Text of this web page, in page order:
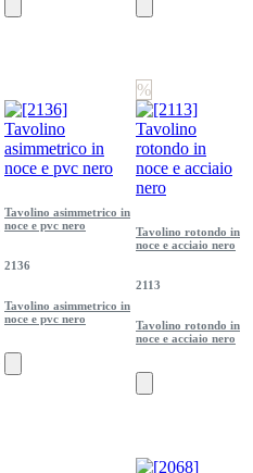
Tavolino asimmetrico in
noce e pvc nero
2136
Tavolino asimmetrico in
noce e pvc nero
%
Tavolino rotondo in
noce e acciaio nero
2113
Tavolino rotondo in
noce e acciaio nero